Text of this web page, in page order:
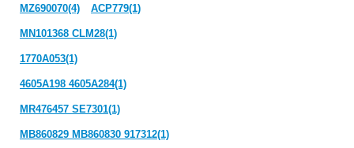
MZ690070(4) ACP779(1)
MN101368 CLM28(1)
1770A053(1)
4605A198 4605A284(1)
MR476457 SE7301(1)
MB860829 MB860830 917312(1)